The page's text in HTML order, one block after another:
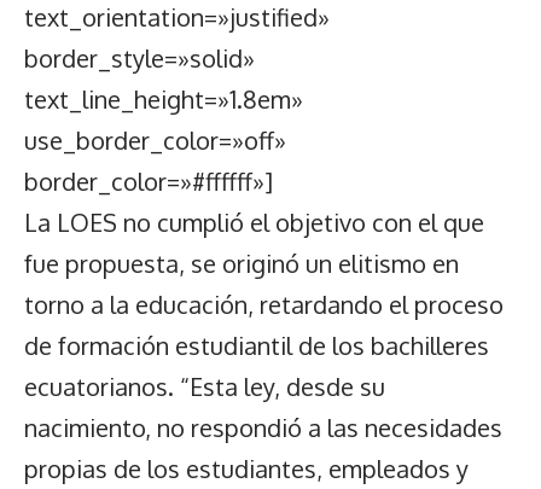
text_orientation=»justified»
border_style=»solid»
text_line_height=»1.8em»
use_border_color=»off»
border_color=»#ffffff»]
La LOES no cumplió el objetivo con el que
fue propuesta, se originó un elitismo en
torno a la educación, retardando el proceso
de formación estudiantil de los bachilleres
ecuatorianos. “Esta ley, desde su
nacimiento, no respondió a las necesidades
propias de los estudiantes, empleados y